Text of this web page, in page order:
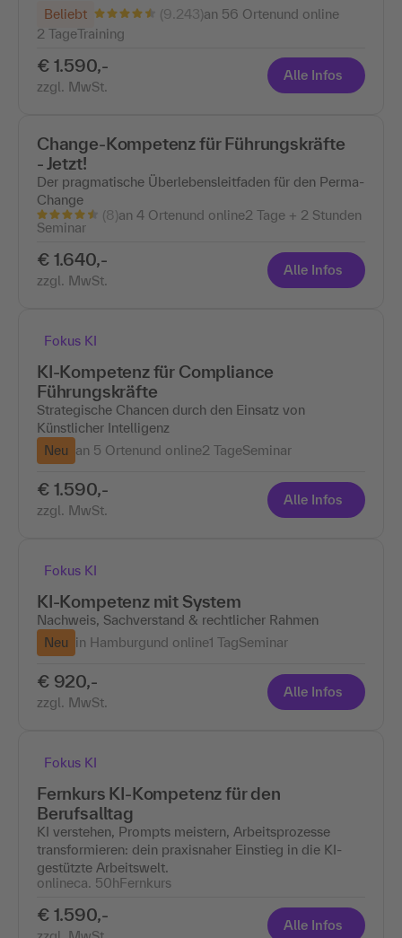
Beliebt
(9.243)an 56 Ortenund online
2 TageTraining
€ 1.590,-
zzgl. MwSt.
Alle Infos
Change-Kompetenz für Führungskräfte
- Jetzt!
Der pragmatische Überlebensleitfaden für den Perma-
Change
(8)an 4 Ortenund online2 Tage + 2 Stunden
Seminar
€ 1.640,-
zzgl. MwSt.
Alle Infos
Fokus KI
KI-Kompetenz für Compliance
Führungskräfte
Strategische Chancen durch den Einsatz von
Künstlicher Intelligenz
Neu an 5 Ortenund online2 TageSeminar
€ 1.590,-
zzgl. MwSt.
Alle Infos
Fokus KI
KI-Kompetenz mit System
Nachweis, Sachverstand & rechtlicher Rahmen
Neu in Hamburgund online1 TagSeminar
€ 920,-
zzgl. MwSt.
Alle Infos
Fokus KI
Fernkurs KI-Kompetenz für den
Berufsalltag
KI verstehen, Prompts meistern, Arbeitsprozesse
transformieren: dein praxisnaher Einstieg in die KI-
gestützte Arbeitswelt.
onlineca. 50hFernkurs
€ 1.590,- Alle Infos